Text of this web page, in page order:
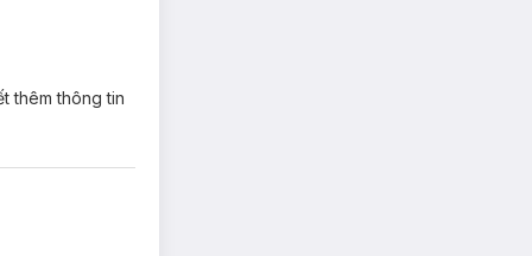
thêm thông tin